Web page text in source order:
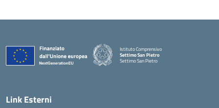
Istituto Comprensivo
Settimo San Pietro
Settimo San Pietro
Link Esterni